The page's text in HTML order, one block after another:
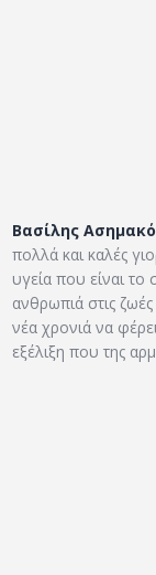
Βασίλης
πολλά και καλές
υγεία που είναι το
ανθρωπιά στις
νέα χρονιά να
εξέλιξη που της